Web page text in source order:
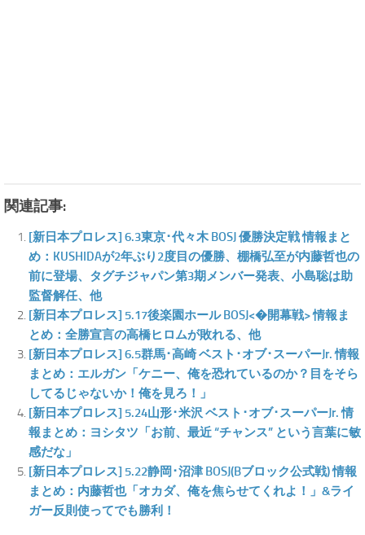
関連記事:
[新日本プロレス] 6.3東京･代々木 BOSJ 優勝決定戦 情報まと
め：KUSHIDAが2年ぶり2度目の優勝、棚橋弘至が内藤哲也の
前に登場、タグチジャパン第3期メンバー発表、小島聡は助
監督解任、他
[新日本プロレス] 5.17後楽園ホール BOSJ<�開幕戦> 情報ま
とめ：全勝宣言の高橋ヒロムが敗れる、他
[新日本プロレス] 6.5群馬･高崎 ベスト･オブ･スーパーJr. 情報
まとめ：エルガン「ケニー、俺を恐れているのか？目をそら
してるじゃないか！俺を見ろ！」
[新日本プロレス] 5.24山形･米沢 ベスト･オブ･スーパーJr. 情
報まとめ：ヨシタツ「お前、最近 “チャンス” という言葉に敏
感だな」
[新日本プロレス] 5.22静岡･沼津 BOSJ(Bブロック公式戦) 情報
まとめ：内藤哲也「オカダ、俺を焦らせてくれよ！」&ライ
ガー反則使ってでも勝利！